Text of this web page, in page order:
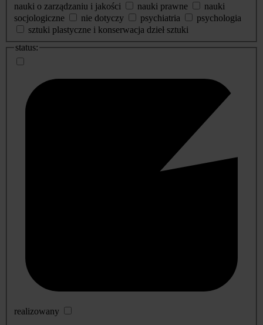
nauki o zarządzaniu i jakości
nauki prawne
nauki
socjologiczne
nie dotyczy psychiatria
psychologia
sztuki plastyczne i konserwacja dzieł sztuki
status:
realizowany